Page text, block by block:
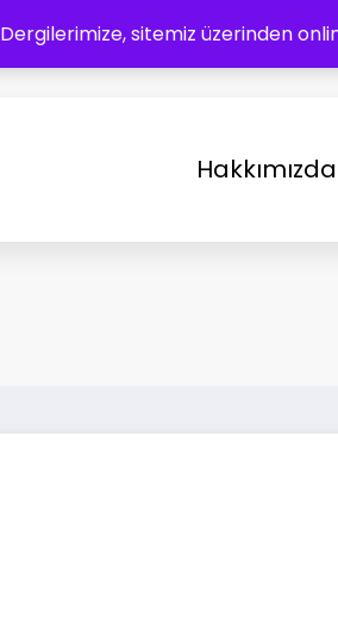
Dergilerimize, sitemiz üzerinden
Hakkımızda